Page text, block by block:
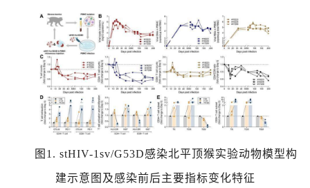
图 1. stHIV-1sv/G53D感染北平顶猴实验动物模型构
建示意图及感染前后主要指标变化特征